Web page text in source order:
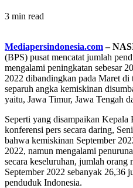
3 min read
Mediapersindonesia.com–
(BPS) pusat mencatat jumlah
mengalami peningkatan sebesar
2022 dibandingkan pada Maret di
separuh angka kemiskinan
yaitu, Jawa Timur, Jawa Tengah
Seperti yang disampaikan
konferensi pers secara daring,
bahwa kemiskinan September
2022, namun mengalami
secara keseluruhan, jumlah orang
September 2022 sebanyak 26,36
penduduk Indonesia.